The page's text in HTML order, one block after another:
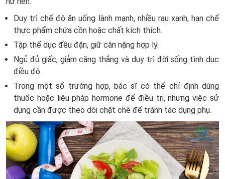
Duy trì chế độ ăn uống lành mạnh, nhiều rau xanh, hạn chế
thực phẩm chứa cồn hoặc chất kích thích.
Tập thể dục đều đặn, giữ cân nặng hợp lý.
Ngủ đủ giấc, giảm căng thẳng và duy trì đời sống tình dục
điều độ.
Trong một số trường hợp, bác sĩ có thể chỉ định dùng
thuốc hoặc liệu pháp hormone để điều trị, nhưng việc sử
dụng cần được theo dõi chặt chẽ để tránh tác dụng phụ.